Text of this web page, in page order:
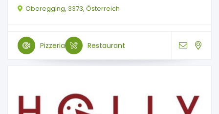
Oberegging, 3373, Österreich
Pizzeria Restaurant